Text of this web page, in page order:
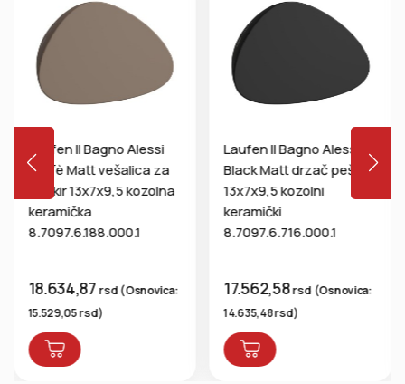
Laufen Il Bagno Alessi
Caffè Matt vešalica za
peškir 13x7x9,5 kozolna
keramička
8.7097.6.188.000.1
18.634,87rsd(Osnovica:
15.529,05rsd)
Laufen Il Bagno Alessi
Black Matt drzač peškira
13x7x9,5 kozolni
keramički
8.7097.6.716.000.1
17.562,58rsd (Osnovica:
14.635,48rsd)